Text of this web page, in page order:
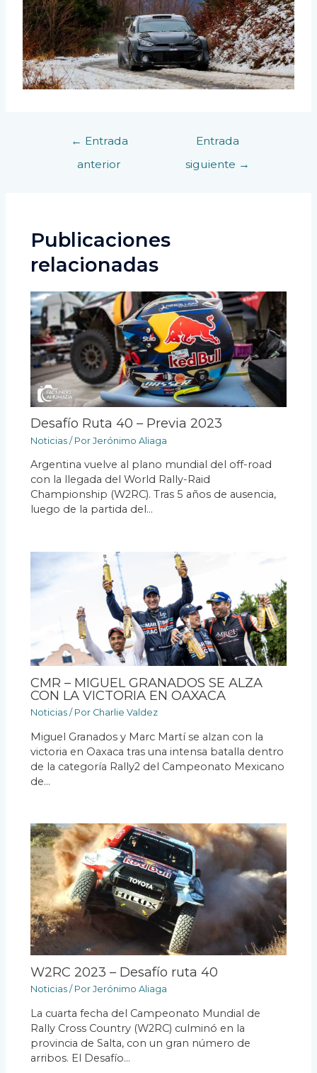
← Entrada
anterior
Entrada
siguiente →
Publicaciones
relacionadas
Desafío Ruta 40 – Previa 2023
Noticias/ Por Jerónimo Aliaga
Argentina vuelve al plano mundial del off-road
con la llegada del World Rally-Raid
Championship (W2RC). Tras 5 años de ausencia,
luego de la partida del…
CMR – MIGUEL GRANADOS SE ALZA
CON LA VICTORIA EN OAXACA
Noticias/ Por Charlie Valdez
Miguel Granados y Marc Martí se alzan con la
victoria en Oaxaca tras una intensa batalla dentro
de la categoría Rally2 del Campeonato Mexicano
de…
W2RC 2023 – Desafío ruta 40
Noticias/ Por Jerónimo Aliaga
La cuarta fecha del Campeonato Mundial de
Rally Cross Country (W2RC) culminó en la
provincia de Salta, con un gran número de
arribos. El Desafío…